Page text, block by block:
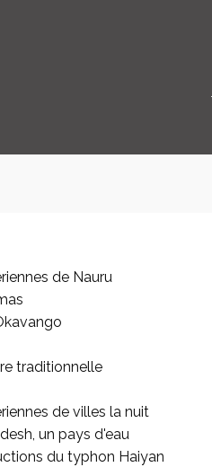
de Nauru
traditionnelle
de villes la nuit
un pays d'eau
du typhon Haiyan